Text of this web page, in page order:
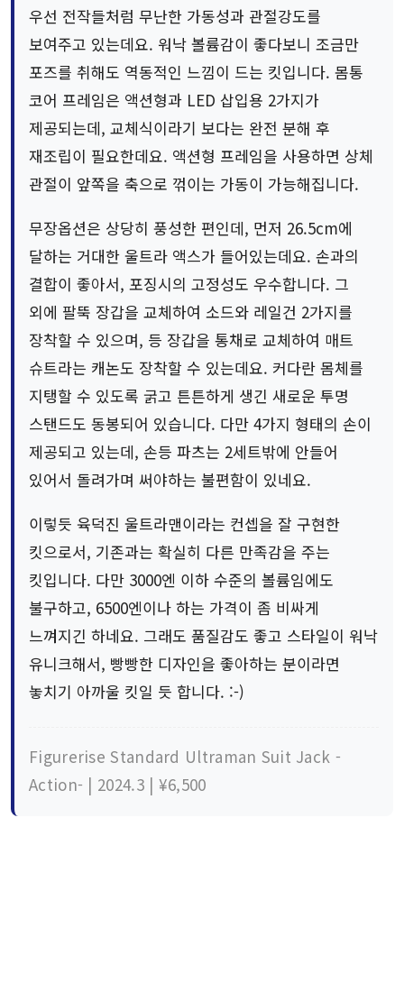
우선 전작들처럼 무난한 가동성과 관절강도를
보여주고 있는데요. 워낙 볼륨감이 좋다보니 조금만
포즈를 취해도 역동적인 느낌이 드는 킷입니다. 몸통
코어 프레임은 액션형과 LED 삽입용 2가지가
제공되는데, 교체식이라기 보다는 완전 분해 후
재조립이 필요한데요. 액션형 프레임을 사용하면 상체
관절이 앞쪽을 축으로 꺾이는 가동이 가능해집니다.
무장옵션은 상당히 풍성한 편인데, 먼저 26.5cm에
달하는 거대한 울트라 액스가 들어있는데요. 손과의
결합이 좋아서, 포징시의 고정성도 우수합니다. 그
외에 팔뚝 장갑을 교체하여 소드와 레일건 2가지를
장착할 수 있으며, 등 장갑을 통채로 교체하여 매트
슈트라는 캐논도 장착할 수 있는데요. 커다란 몸체를
지탱할 수 있도록 굵고 튼튼하게 생긴 새로운 투명
스탠드도 동봉되어 있습니다. 다만 4가지 형태의 손이
제공되고 있는데, 손등 파츠는 2세트밖에 안들어
있어서 돌려가며 써야하는 불편함이 있네요.
이렇듯 육덕진 울트라맨이라는 컨셉을 잘 구현한
킷으로서, 기존과는 확실히 다른 만족감을 주는
킷입니다. 다만 3000엔 이하 수준의 볼륨임에도
불구하고, 6500엔이나 하는 가격이 좀 비싸게
느껴지긴 하네요. 그래도 품질감도 좋고 스타일이 워낙
유니크해서, 빵빵한 디자인을 좋아하는 분이라면
놓치기 아까울 킷일 듯 합니다. :-)
Figurerise Standard Ultraman Suit Jack -
Action- | 2024.3 | ¥6,500